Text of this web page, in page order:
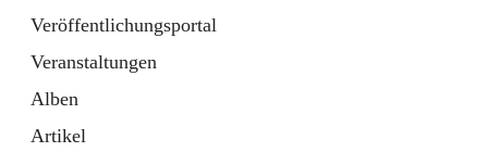
Veröffentlichungsportal
Veranstaltungen
Alben
Artikel